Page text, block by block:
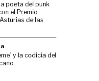
poeta del punk
el Premio
de las
y la codicia del